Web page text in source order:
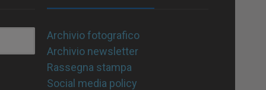
Archivio fotografico
Archivio newsletter
Rassegna stampa
Social media policy